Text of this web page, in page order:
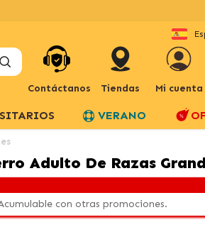
Contáctanos Tiendas Mi cuenta
VERANO
Adulto De Razas
con otras promociones.